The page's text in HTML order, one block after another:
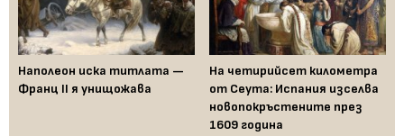
Наполеон иска титлата —
Франц II я унищожава
На четирийсет километра
от Сеута: Испания изселва
новопокръстените през
1609 година